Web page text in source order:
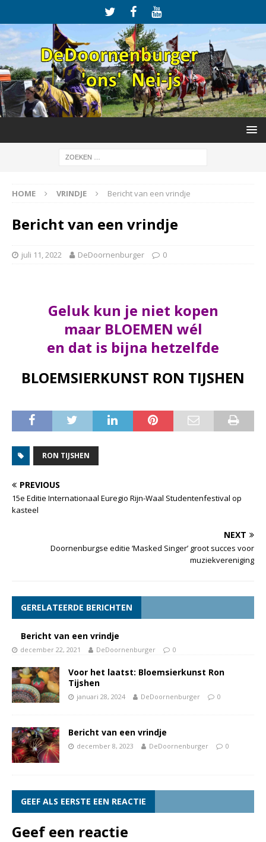
HOME VRINDJE Bericht van een vrindje
Bericht van een vrindje
juli 11, 2022 DeDoornenburger 0
Geluk kun je niet kopen
maar BLOEMEN wél
en dat is bijna hetzelfde
BLOEMSIERKUNST RON TIJSHEN
RON TIJSHEN
PREVIOUS
15e Editie Internationaal Euregio Rijn-Waal Studentenfestival op
kasteel
NEXT
Doornenburgse editie ‘Masked Singer’ groot succes voor
muziekvereniging
GERELATEERDE BERICHTEN
Bericht van een vrindje
december 22, 2021 DeDoornenburger 0
Voor het laatst: Bloemsierkunst Ron
Tijshen
januari 28, 2024 DeDoornenburger 0
Bericht van een vrindje
december 8, 2023 DeDoornenburger 0
GEEF ALS EERSTE EEN REACTIE
Geef een reactie